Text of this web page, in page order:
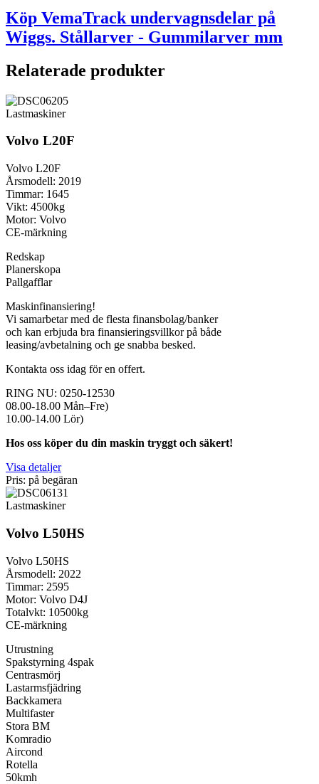
Köp VemaTrack undervagnsdelar på
Wiggs. Stållarver - Gummilarver mm
Relaterade produkter
Lastmaskiner
Volvo L20F
Volvo L20F
Årsmodell: 2019
Timmar: 1645
Vikt: 4500kg
Motor: Volvo
CE-märkning
Redskap
Planerskopa
Pallgafflar
Maskinfinansiering!
Vi samarbetar med de flesta finansbolag/banker
och kan erbjuda bra finansieringsvillkor på både
leasing/avbetalning och ge snabba besked.
Kontakta oss idag för en offert.
RING NU: 0250-12530
08.00-18.00 Mån–Fre)
10.00-14.00 Lör)
Hos oss köper du din maskin tryggt och säkert!
Visa detaljer
Pris: på begäran
Lastmaskiner
Volvo L50HS
Volvo L50HS
Årsmodell: 2022
Timmar: 2595
Motor: Volvo D4J
Totalvkt: 10500kg
CE-märkning
Utrustning
Spakstyrning 4spak
Centrasmörj
Lastarmsfjädring
Backkamera
Multifaster
Stora BM
Komradio
Aircond
Rotella
50kmh